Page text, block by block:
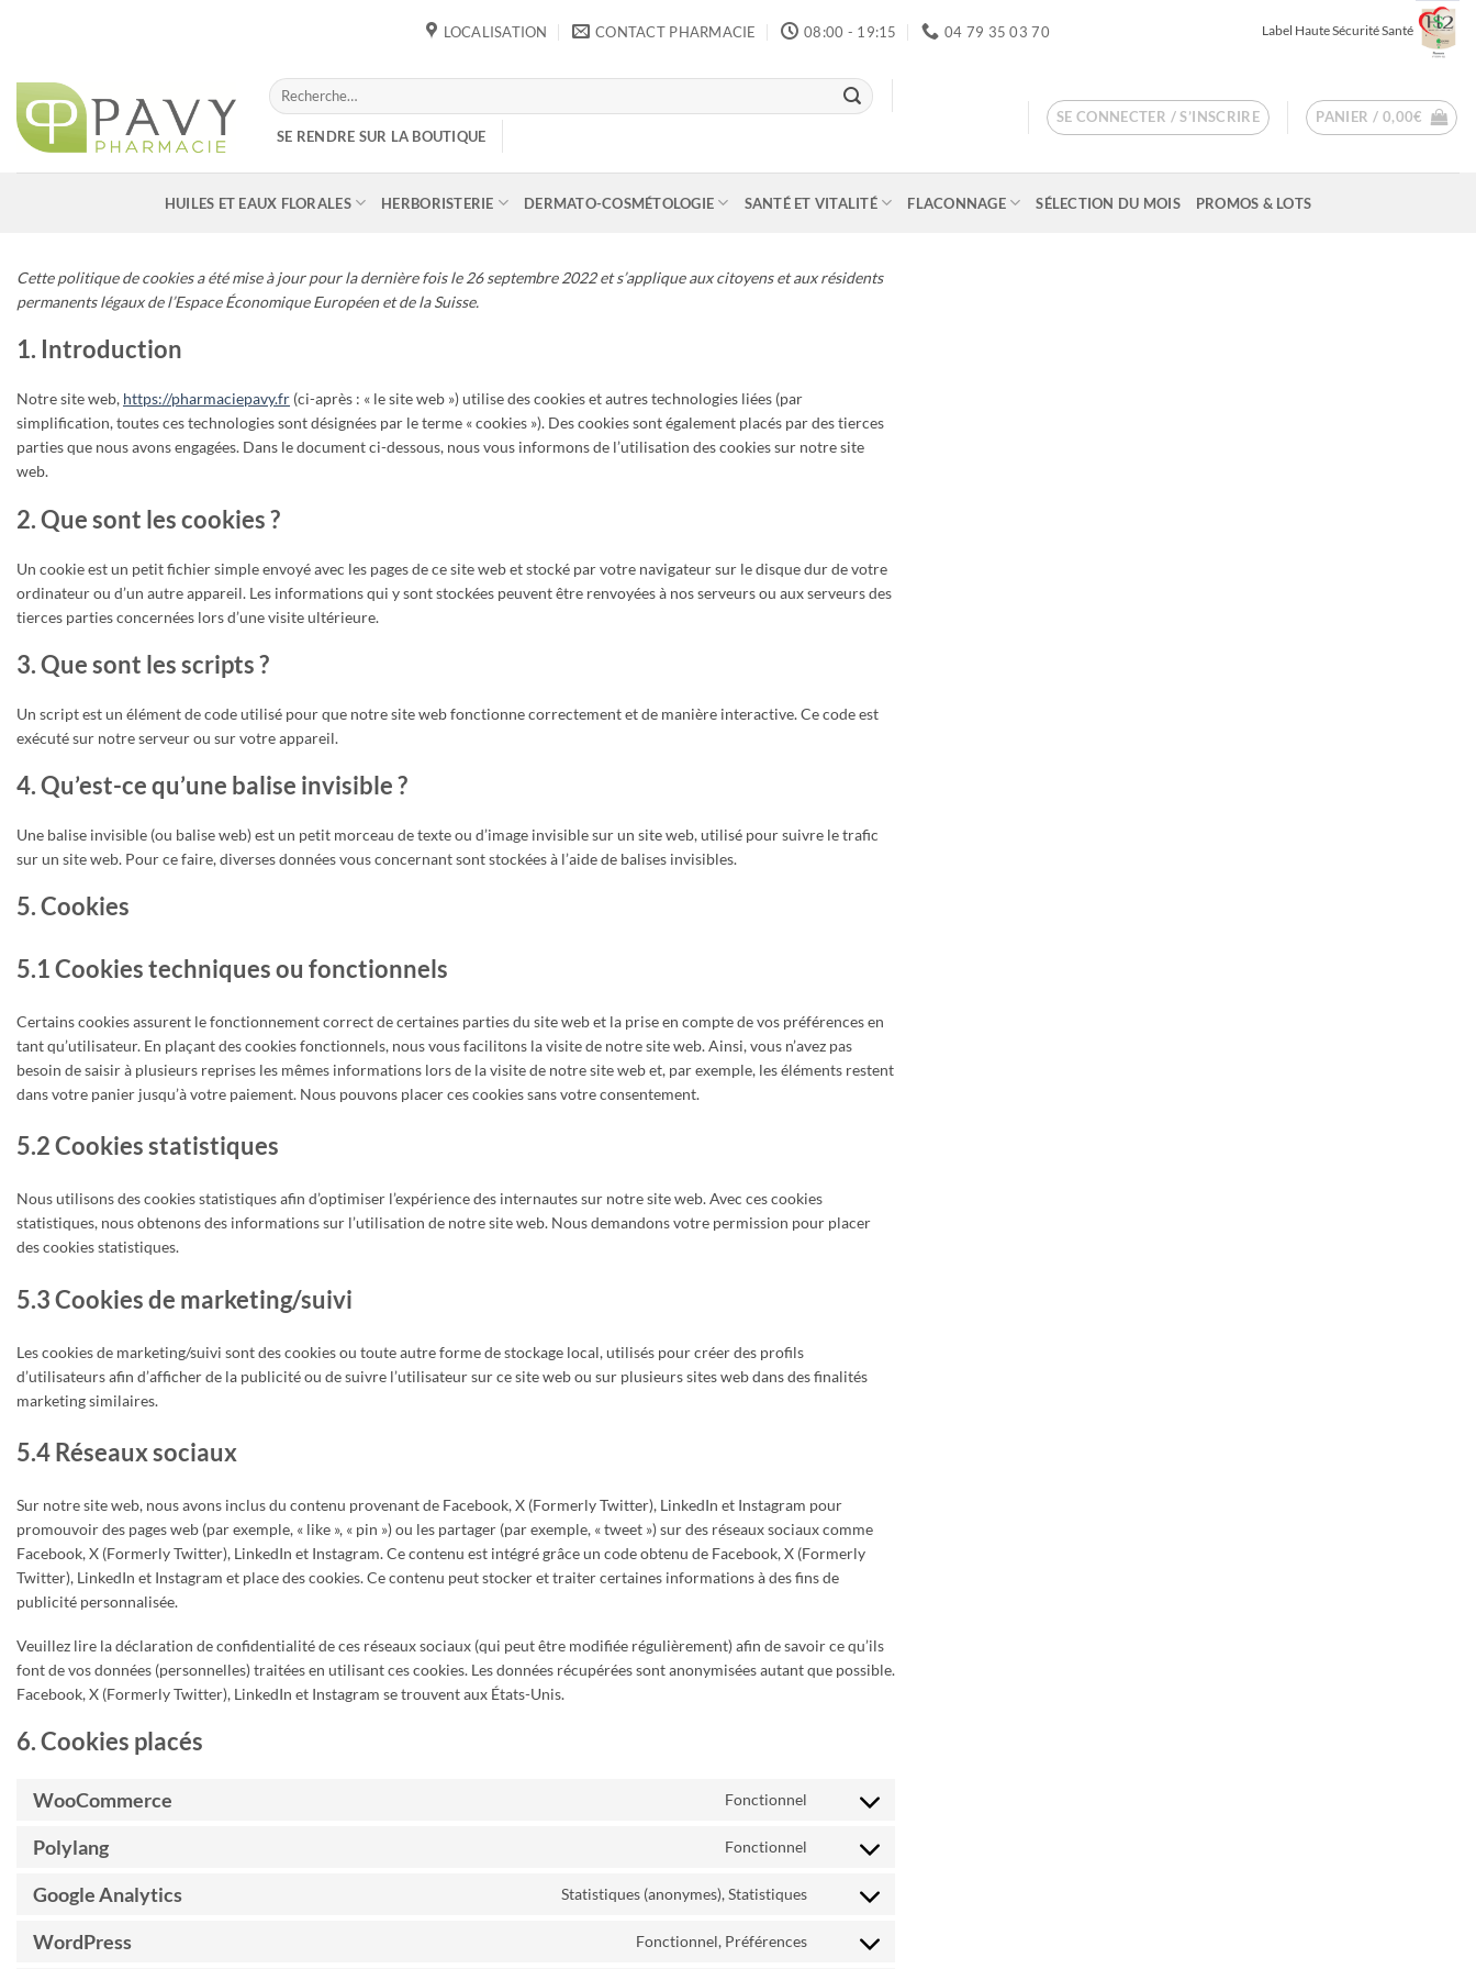
LOCALISATION CONTACT PHARMACIE 08:00 - 19:15 04 79 35 03 70 Label Haute Sécurité Santé
Recherche
pour :
SE RENDRE SUR LA BOUTIQUE
SE CONNECTER / S’INSCRIRE PANIER / 0,00€
HUILES ET EAUX FLORALES HERBORISTERIE DERMATO-COSMÉTOLOGIE SANTÉ ET VITALITÉ FLACONNAGE SÉLECTION DU MOIS PROMOS & LOTS
Cette politique de cookies a été mise à jour pour la dernière fois le 26 septembre 2022 et s’applique aux citoyens et aux résidents
permanents légaux de l’Espace Économique Européen et de la Suisse.
1. Introduction
Notre site web, https://pharmaciepavy.fr (ci-après : « le site web ») utilise des cookies et autres technologies liées (par
simplification, toutes ces technologies sont désignées par le terme « cookies »). Des cookies sont également placés par des tierces
parties que nous avons engagées. Dans le document ci-dessous, nous vous informons de l’utilisation des cookies sur notre site
web.
2. Que sont les cookies ?
Un cookie est un petit fichier simple envoyé avec les pages de ce site web et stocké par votre navigateur sur le disque dur de votre
ordinateur ou d’un autre appareil. Les informations qui y sont stockées peuvent être renvoyées à nos serveurs ou aux serveurs des
tierces parties concernées lors d’une visite ultérieure.
3. Que sont les scripts ?
Un script est un élément de code utilisé pour que notre site web fonctionne correctement et de manière interactive. Ce code est
exécuté sur notre serveur ou sur votre appareil.
4. Qu’est-ce qu’une balise invisible ?
Une balise invisible (ou balise web) est un petit morceau de texte ou d’image invisible sur un site web, utilisé pour suivre le trafic
sur un site web. Pour ce faire, diverses données vous concernant sont stockées à l’aide de balises invisibles.
5. Cookies
5.1 Cookies techniques ou fonctionnels
Certains cookies assurent le fonctionnement correct de certaines parties du site web et la prise en compte de vos préférences en
tant qu’utilisateur. En plaçant des cookies fonctionnels, nous vous facilitons la visite de notre site web. Ainsi, vous n’avez pas
besoin de saisir à plusieurs reprises les mêmes informations lors de la visite de notre site web et, par exemple, les éléments restent
dans votre panier jusqu’à votre paiement. Nous pouvons placer ces cookies sans votre consentement.
5.2 Cookies statistiques
Nous utilisons des cookies statistiques afin d’optimiser l’expérience des internautes sur notre site web. Avec ces cookies
statistiques, nous obtenons des informations sur l’utilisation de notre site web. Nous demandons votre permission pour placer
des cookies statistiques.
5.3 Cookies de marketing/suivi
Les cookies de marketing/suivi sont des cookies ou toute autre forme de stockage local, utilisés pour créer des profils
d’utilisateurs afin d’afficher de la publicité ou de suivre l’utilisateur sur ce site web ou sur plusieurs sites web dans des finalités
marketing similaires.
5.4 Réseaux sociaux
Sur notre site web, nous avons inclus du contenu provenant de Facebook, X (Formerly Twitter), LinkedIn et Instagram pour
promouvoir des pages web (par exemple, « like », « pin ») ou les partager (par exemple, « tweet ») sur des réseaux sociaux comme
Facebook, X (Formerly Twitter), LinkedIn et Instagram. Ce contenu est intégré grâce un code obtenu de Facebook, X (Formerly
Twitter), LinkedIn et Instagram et place des cookies. Ce contenu peut stocker et traiter certaines informations à des fins de
publicité personnalisée.
Veuillez lire la déclaration de confidentialité de ces réseaux sociaux (qui peut être modifiée régulièrement) afin de savoir ce qu’ils
font de vos données (personnelles) traitées en utilisant ces cookies. Les données récupérées sont anonymisées autant que possible.
Facebook, X (Formerly Twitter), LinkedIn et Instagram se trouvent aux États-Unis.
6. Cookies placés
WooCommerce Fonctionnel
Consent
service
Polylang Fonctionnel
Consent
service
Google Analytics Statistiques (anonymes), Statistiques
Consent
service
WordPress Fonctionnel, Préférences
Consent